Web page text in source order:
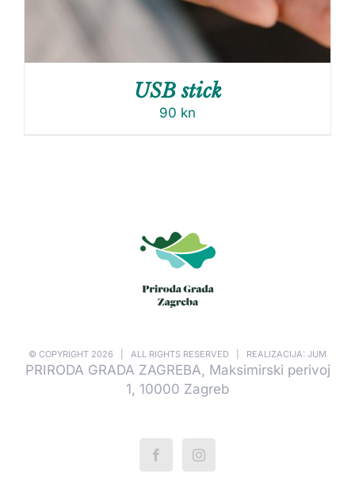
USB stick
90 kn
© COPYRIGHT 2026 | ALL RIGHTS RESERVED | REALIZACIJA: JUM
PRIRODA GRADA ZAGREBA, Maksimirski perivoj
1, 10000 Zagreb